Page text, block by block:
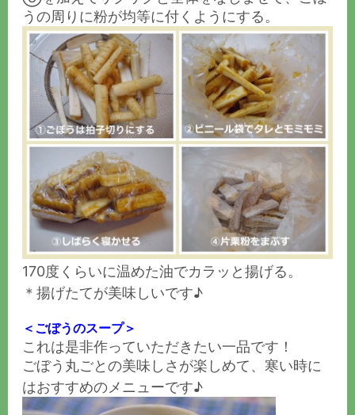
うの周りに粉が均等に付くようにする。
170度くらいに温めた油でカラッと揚げる。
＊揚げたてが美味しいです♪
＜ごぼうのスープ＞
これは是非作っていただきたい一品です！
ごぼう丸ごとの美味しさが楽しめて、寒い時に
はおすすめのメニューです♪